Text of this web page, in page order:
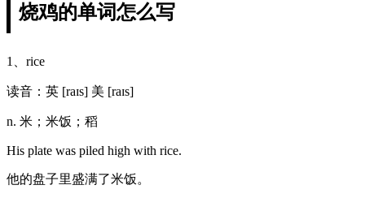
烧鸡的单词怎么写
1、rice
读音：英 [raɪs] 美 [raɪs]
n. 米；米饭；稻
His plate was piled high with rice.
他的盘子里盛满了米饭。